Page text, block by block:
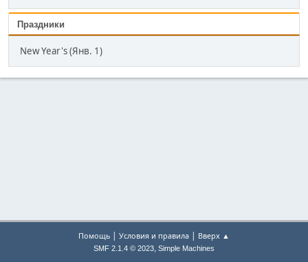
Праздники
New Year's (Янв. 1)
Помощь | Условия и правила | Вверх ▲
SMF 2.1.4 © 2023, Simple Machines